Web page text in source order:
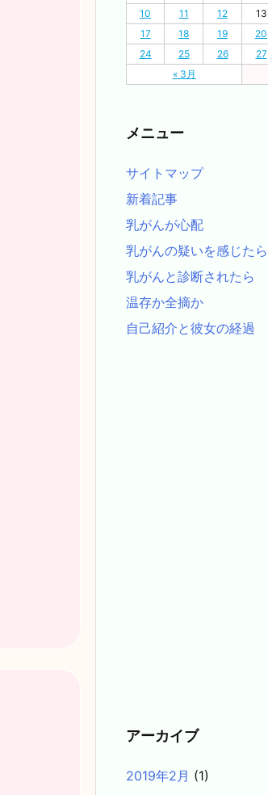
« 3月
10
11 12 13
17
18 19 20
24
25 26 27
メニュー
サイトマップ
新着記事
乳がんが心配
乳がんの疑いを感じたら
乳がんと診断されたら
温存か全摘か
自己紹介と彼女の経過
アーカイブ
2019年2月 (1)